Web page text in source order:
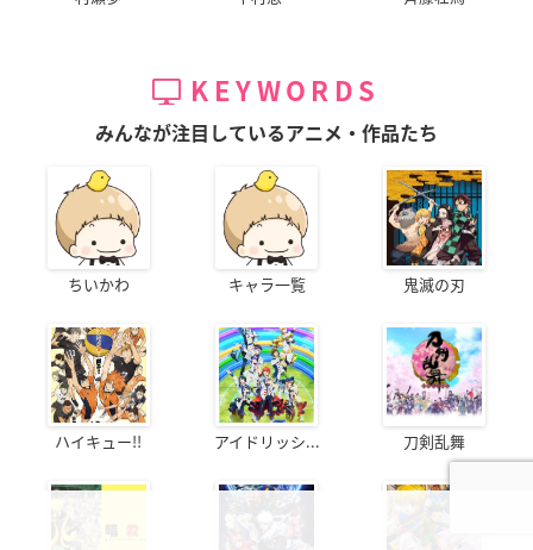
KEYWORDS
みんなが注目しているアニメ・作品たち
ちいかわ キャラ一覧 鬼滅の刃
ハイキュー!! アイドリッシ... 刀剣乱舞